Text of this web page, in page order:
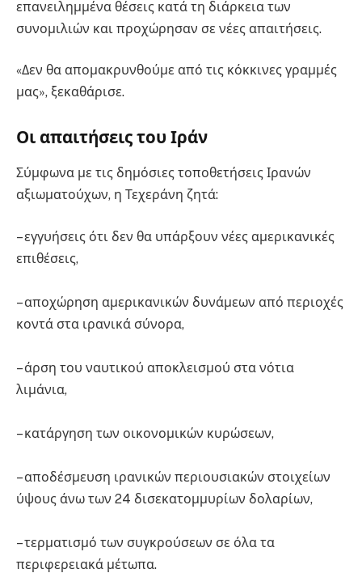
επανειλημμένα θέσεις κατά τη διάρκεια των
συνομιλιών και προχώρησαν σε νέες απαιτήσεις.
«Δεν θα απομακρυνθούμε από τις κόκκινες γραμμές
μας», ξεκαθάρισε.
Οι απαιτήσεις του Ιράν
Σύμφωνα με τις δημόσιες τοποθετήσεις Ιρανών
αξιωματούχων, η Τεχεράνη ζητά:
– εγγυήσεις ότι δεν θα υπάρξουν νέες αμερικανικές
επιθέσεις,
– αποχώρηση αμερικανικών δυνάμεων από περιοχές
κοντά στα ιρανικά σύνορα,
– άρση του ναυτικού αποκλεισμού στα νότια
λιμάνια,
– κατάργηση των οικονομικών κυρώσεων,
– αποδέσμευση ιρανικών περιουσιακών στοιχείων
ύψους άνω των 24 δισεκατομμυρίων δολαρίων,
– τερματισμό των συγκρούσεων σε όλα τα
περιφερειακά μέτωπα.